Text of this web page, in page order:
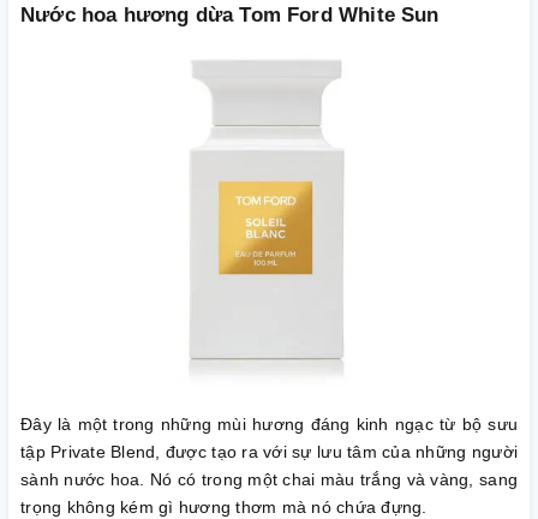
Nước hoa hương dừa Tom Ford White Sun
Đây là một trong những mùi hương đáng kinh ngạc từ bộ sưu
tập Private Blend, được tạo ra với sự lưu tâm của những người
sành nước hoa. Nó có trong một chai màu trắng và vàng, sang
trọng không kém gì hương thơm mà nó chứa đựng.